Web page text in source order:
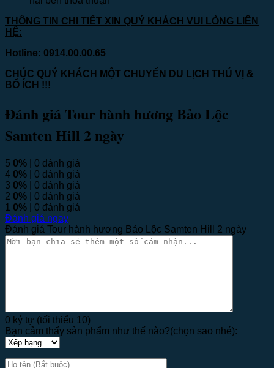
THÔNG TIN CHI TIẾT XIN QUÝ KHÁCH VUI LÒNG LIÊN
HỆ:
Hotline: 0914.00.00.65
CHÚC QUÝ KHÁCH MỘT CHUYẾN DU LỊCH THÚ VỊ &
BỔ ÍCH !!!
Đánh giá Tour hành hương Bảo Lộc
Samten Hill 2 ngày
5 0% | 0 đánh giá
4 0% | 0 đánh giá
3 0% | 0 đánh giá
2 0% | 0 đánh giá
1 0% | 0 đánh giá
Đánh giá ngay
Đánh giá Tour hành hương Bảo Lộc Samten Hill 2 ngày
0 ký tự (tối thiểu 10)
Bạn cảm thấy sản phẩm như thế nào?(chọn sao nhé):